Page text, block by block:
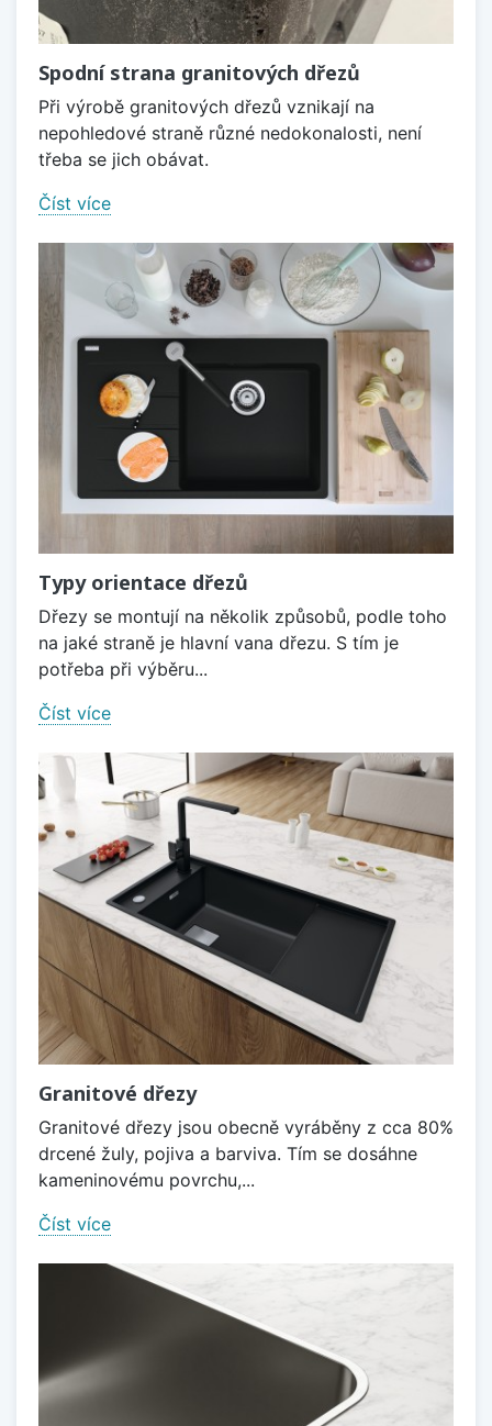
Spodní strana granitových dřezů
Při výrobě granitových dřezů vznikají na
nepohledové straně různé nedokonalosti, není
třeba se jich obávat.
Číst více
Typy orientace dřezů
Dřezy se montují na několik způsobů, podle toho
na jaké straně je hlavní vana dřezu. S tím je
potřeba při výběru...
Číst více
Granitové dřezy
Granitové dřezy jsou obecně vyráběny z cca 80%
drcené žuly, pojiva a barviva. Tím se dosáhne
kameninovému povrchu,...
Číst více